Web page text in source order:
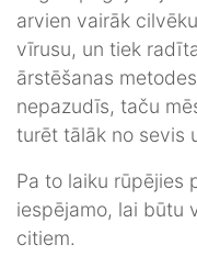
arvien vairāk
vīrusu, un tiek
ārstēšanas
nepazudīs, taču
turēt tālāk no sevis
Pa to laiku rūpējies
iespējamo, lai būtu
citiem.